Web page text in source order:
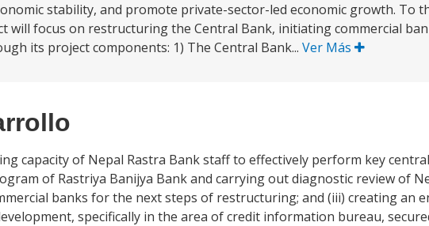
stability, and promote private-sector-led economic growth. To
will focus on restructuring the Central Bank, initiating commercial
its project components: 1) The Central Bank... Ver Más
capacity of Nepal Rastra Bank staff to effectively perform key
of Rastriya Banijya Bank and carrying out diagnostic review of
banks for the next steps of restructuring; and (iii) creating an
specifically in the area of credit information bureau,